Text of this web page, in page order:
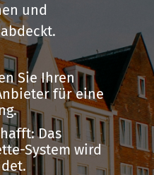
und
Sie Ihren
für eine
Das
System wird